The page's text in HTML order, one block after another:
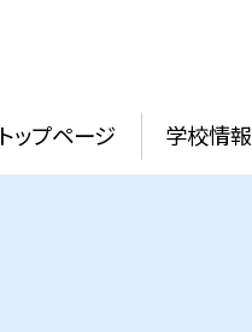
トップページ 学校情報